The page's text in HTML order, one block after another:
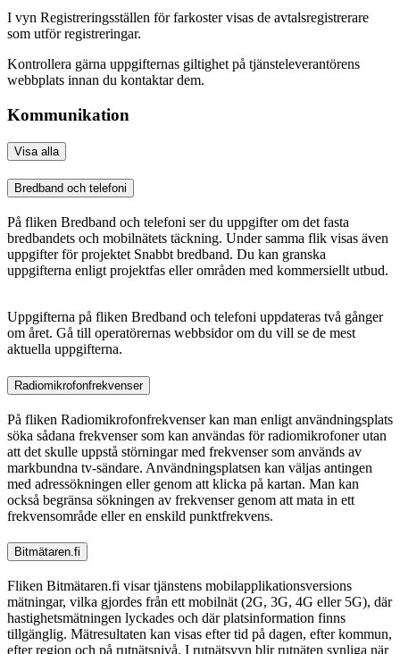
I vyn Registreringsställen för farkoster visas de avtalsregistrerare
som utför registreringar.
Kontrollera gärna uppgifternas giltighet på tjänsteleverantörens
webbplats innan du kontaktar dem.
Kommunikation
Visa alla
Bredband och telefoni
På fliken Bredband och telefoni ser du uppgifter om det fasta
bredbandets och mobilnätets täckning. Under samma flik visas även
uppgifter för projektet Snabbt bredband. Du kan granska
uppgifterna enligt projektfas eller områden med kommersiellt utbud.
Uppgifterna på fliken Bredband och telefoni uppdateras två gånger
om året. Gå till operatörernas webbsidor om du vill se de mest
aktuella uppgifterna.
Radiomikrofonfrekvenser
På fliken Radiomikrofonfrekvenser kan man enligt användningsplats
söka sådana frekvenser som kan användas för radiomikrofoner utan
att det skulle uppstå störningar med frekvenser som används av
markbundna tv-sändare. Användningsplatsen kan väljas antingen
med adressökningen eller genom att klicka på kartan. Man kan
också begränsa sökningen av frekvenser genom att mata in ett
frekvensområde eller en enskild punktfrekvens.
Bitmätaren.fi
Fliken Bitmätaren.fi visar tjänstens mobilapplikationsversions
mätningar, vilka gjordes från ett mobilnät (2G, 3G, 4G eller 5G), där
hastighetsmätningen lyckades och där platsinformation finns
tillgänglig. Mätresultaten kan visas efter tid på dagen, efter kommun,
efter region och på rutnätsnivå. I rutnätsvyn blir rutnäten synliga när